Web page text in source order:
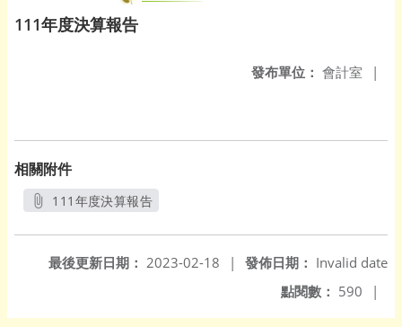
111年度決算報告
發布單位： 會計室 |
相關附件
111年度決算報告
發佈日期： Invalid date
最後更新日期： 2023-02-18
|
點閱數： 590 |